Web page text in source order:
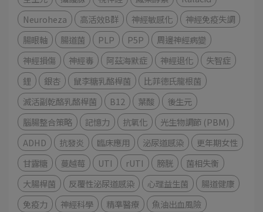
Neuroheza
高活效B群 神經敏感化
神經免疫失調
腸眼軸
腸道菌 PLP P5P
周邊神經病變
神經損傷
神經毒 阿茲海默症 神經退化
失智症
鋰
銀杏 鼠李糖乳酪桿菌
比菲德氏龍根菌
滅活副乾酪乳酪桿菌
B12 葉酸
後生元
腦腸整合策略
記憶力 抗氧化
光生物調節 (PBM)
ADHD
抗發炎 臨床應用 泌尿道感染
更年期女性
甘露糖
蔓越莓 UTI rUTI 膀胱
菌相失衡
大腸桿菌
反覆性泌尿道感染 心理益生菌
腸道健康
免疫力
神經科學 精準醫療
魚油出血風險